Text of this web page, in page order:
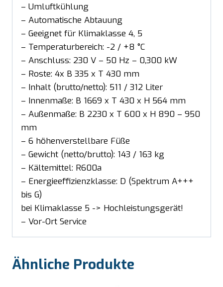
– Umluftkühlung
– Automatische Abtauung
– Geeignet für Klimaklasse 4, 5
– Temperaturbereich: -2 / +8 °C
– Anschluss: 230 V – 50 Hz – 0,300 kW
– Roste: 4x B 335 x T 430 mm
– Inhalt (brutto/netto): 511 / 312 Liter
– Innenmaße: B 1669 x T 430 x H 564 mm
– Außenmaße: B 2230 x T 600 x H 890 – 950
mm
– 6 höhenverstellbare Füße
– Gewicht (netto/brutto): 143 / 163 kg
– Kältemittel: R600a
– Energieeffizienzklasse: D (Spektrum A+++
bis G)
bei Klimaklasse 5 -> Hochleistungsgerät!
– Vor-Ort Service
Ähnliche Produkte